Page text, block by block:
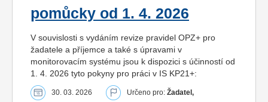
pomůcky od 1. 4. 2026
V souvislosti s vydáním revize pravidel OPZ+ pro
žadatele a příjemce a také s úpravami v
monitorovacím systému jsou k dispozici s účinností od
1. 4. 2026 tyto pokyny pro práci v IS KP21+:
30. 03. 2026 Určeno pro: Žadatel,